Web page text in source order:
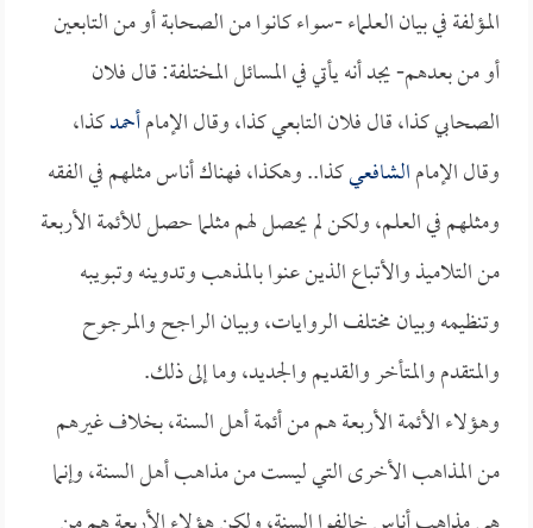
المؤلفة في بيان العلماء -سواء كانوا من الصحابة أو من التابعين
أو من بعدهم- يجد أنه يأتي في المسائل المختلفة: قال فلان
الصحابي كذا، قال فلان التابعي كذا، وقال الإمامأحمدكذا،
وقال الإمامالشافعيكذا.. وهكذا، فهناك أناس مثلهم في الفقه
ومثلهم في العلم، ولكن لم يحصل لهم مثلما حصل للأئمة الأربعة
من التلاميذ والأتباع الذين عنوا بالمذهب وتدوينه وتبويبه
وتنظيمه وبيان مختلف الروايات، وبيان الراجح والمرجوح
والمتقدم والمتأخر والقديم والجديد، وما إلى ذلك.
وهؤلاء الأئمة الأربعة هم من أئمة أهل السنة، بخلاف غيرهم
من المذاهب الأخرى التي ليست من مذاهب أهل السنة، وإنما